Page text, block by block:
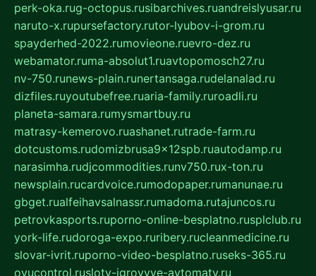
perk-oka.rug-octopus.rusibarchives.ruandreislyusar.ru
naruto-x.rupursefactory.rutor-lyubov-i-grom.ru
spayderhed-2022.rumovieone.ruevro-dez.ru
webamator.ruma-absolut1.ruavtopomosch27.ru
nv-750.runews-plain.runertansaga.rudelanalad.ru
dizfiles.ruyoutubefree.ruaria-family.ruroadli.ru
planeta-samara.rumysmartbuy.ru
matrasy-kemerovo.ruashanet.rutrade-farm.ru
dotcustoms.rudomizbrusa9x12spb.ruautodamp.ru
narasimha.rudjcommodities.runv750.rux-ton.ru
newsplain.rucardvoice.rumodopaper.rumanunae.ru
gbget.rualfeihavsalnassr.rumadoma.rutajuncos.ru
petrovkasports.ruporno-online-besplatno.rusplclub.ru
york-life.rudoroga-expo.ruribery.rucleanmedicine.ru
slovar-ivrit.ruporno-video-besplatno.ruseks-365.ru
ovucontrol.rusloty-igrovyye-avtomaty.ru